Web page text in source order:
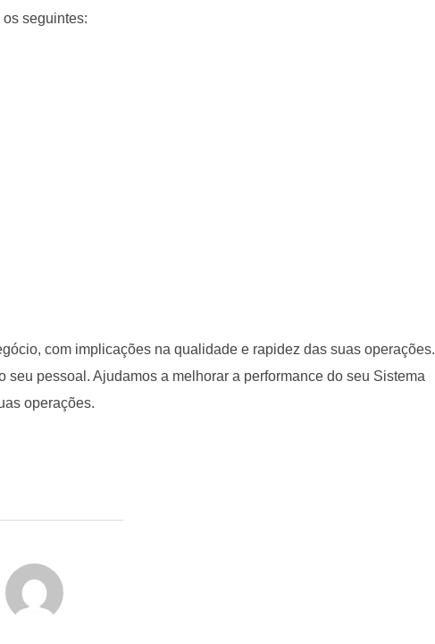
os seguintes:
com implicações na qualidade e rapidez das suas operações.
pessoal. Ajudamos a melhorar a performance do seu Sistema
operações.
AUTHOR